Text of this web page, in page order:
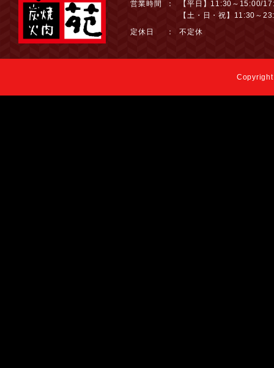
営業時間
：
【平日】11:30～15:00/
【土・日・祝】11:30～
定休日
： 不定休